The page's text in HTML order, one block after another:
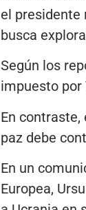
el presidente
busca
Según los
impuesto por
En
paz debe
En un
Europea,